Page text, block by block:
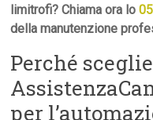
limitrofi? Chiama ora lo
della manutenzione
Perché
per